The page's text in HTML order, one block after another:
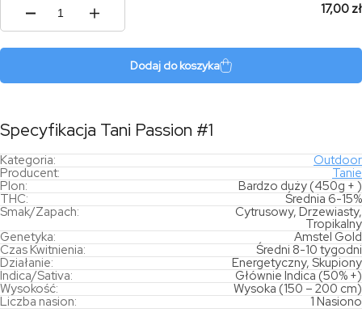
ilość
17,00 zł
Dodaj do koszyka
Specyfikacja Tani Passion #1
Kategoria:
Outdoor
Producent:
Tanie
Plon:
Bardzo duży (450g + )
THC:
Średnia 6-15%
Smak/Zapach:
Cytrusowy, Drzewiasty,
Tropikalny
Genetyka:
Amstel Gold
Czas Kwitnienia:
Średni 8-10 tygodni
Działanie:
Energetyczny, Skupiony
Indica/Sativa:
Głównie Indica (50% +)
Wysokość:
Wysoka (150 – 200 cm)
Liczba nasion:
1 Nasiono